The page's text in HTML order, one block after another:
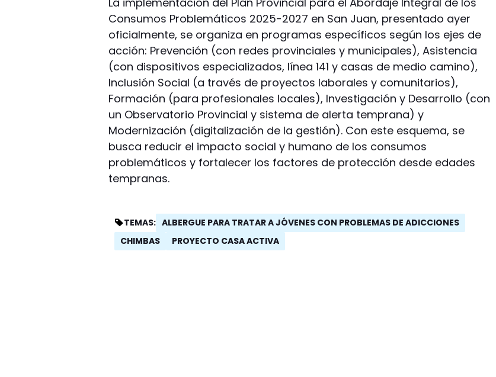
Consumos Problemáticos 2025-2027 en San Juan, presentado ayer
oficialmente, se organiza en programas específicos según los ejes de
acción: Prevención (con redes provinciales y municipales), Asistencia
(con dispositivos especializados, línea 141 y casas de medio camino),
Inclusión Social (a través de proyectos laborales y comunitarios),
Formación (para profesionales locales), Investigación y Desarrollo (con
un Observatorio Provincial y sistema de alerta temprana) y
Modernización (digitalización de la gestión). Con este esquema, se
busca reducir el impacto social y humano de los consumos
problemáticos y fortalecer los factores de protección desde edades
tempranas.
TEMAS: ALBERGUE PARA TRATAR A JÓVENES CON PROBLEMAS DE ADICCIONES
CHIMBAS
PROYECTO CASA ACTIVA